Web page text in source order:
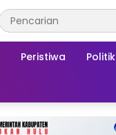
Peristiwa Politik